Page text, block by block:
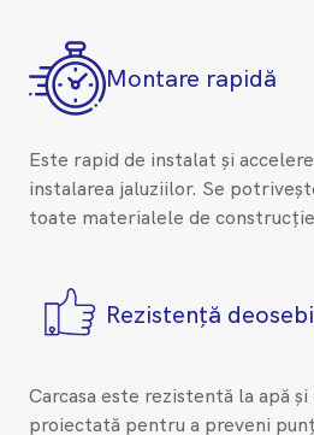
Montare rapidă
Este rapid de instalat și
instalarea jaluziilor. Se
toate materialele de
Rezistență
Carcasa este rezistentă la apă
proiectată pentru a preveni